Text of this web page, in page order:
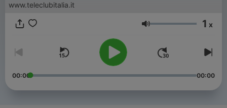
www.teleclubitalia.it
Volume 1 x
00:00 00:00